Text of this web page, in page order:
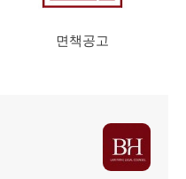
면책공고